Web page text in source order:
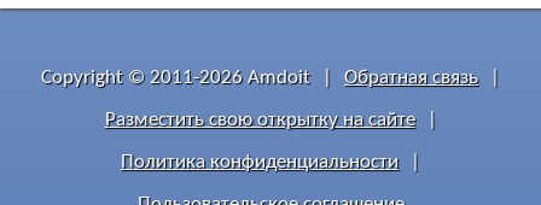
Copyright © 2011-2026 Amdoit Обратная связь
Разместить свою открытку на сайте
Политика конфиденциальности